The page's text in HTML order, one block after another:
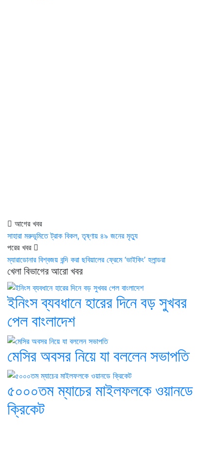
আগের খবর
সাহারা মরুভূমিতে ট্রাক বিকল, তৃষ্ণায় ৪৯ জনের মৃত্যু
পরের খবর
ম্যারাডোনার বিশ্বজয় বন্দি করা ছবিয়ালের ফ্রেমে ‘ভাইকিং’ হলান্ডরা
খেলা বিভাগের আরো খবর
ইনিংস ব্যবধানে হারের দিনে বড় সুখবর
পেল বাংলাদেশ
মেসির অবসর নিয়ে যা বললেন সভাপতি
৫০০০তম ম্যাচের মাইলফলকে ওয়ানডে
ক্রিকেট